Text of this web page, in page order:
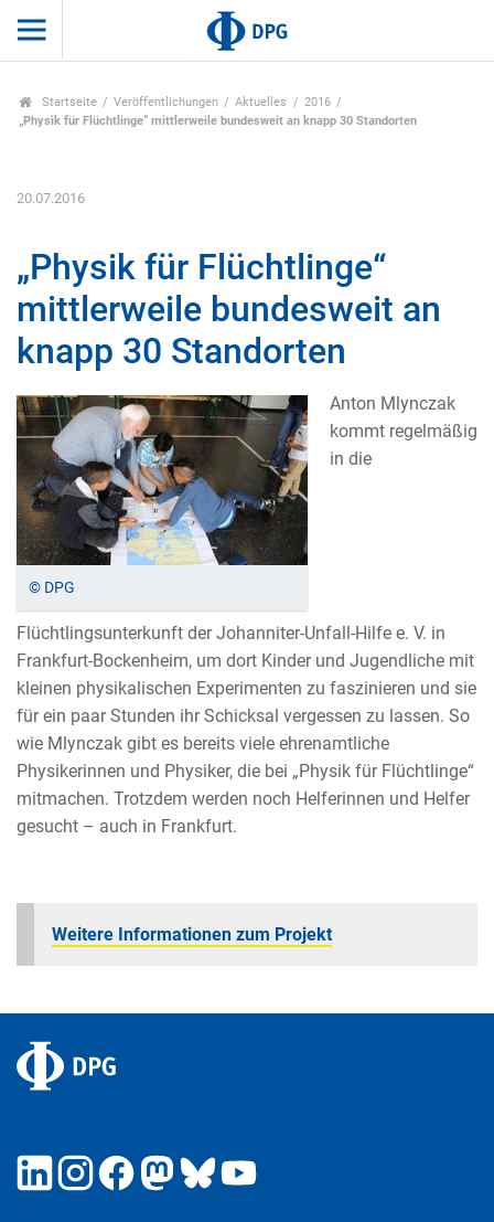
Startseite Veröffentlichungen Aktuelles
2016
„Physik für Flüchtlinge“ mittlerweile bundesweit an knapp 30 Standorten
20.07.2016
„Physik für Flüchtlinge“
mittlerweile bundesweit an
knapp 30 Standorten
© DPG
Anton Mlynczak
kommt regelmäßig
in die
Flüchtlingsunterkunft der Johanniter-Unfall-Hilfe e. V. in
Frankfurt-Bockenheim, um dort Kinder und Jugendliche mit
kleinen physikalischen Experimenten zu faszinieren und sie
für ein paar Stunden ihr Schicksal vergessen zu lassen. So
wie Mlynczak gibt es bereits viele ehrenamtliche
Physikerinnen und Physiker, die bei „Physik für Flüchtlinge“
mitmachen. Trotzdem werden noch Helferinnen und Helfer
gesucht – auch in Frankfurt.
Weitere Informationen zum Projekt